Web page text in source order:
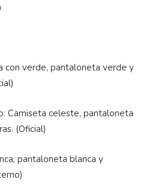
con verde, pantaloneta verde y
Camiseta celeste, pantaloneta
(Oficial)
pantaloneta blanca y